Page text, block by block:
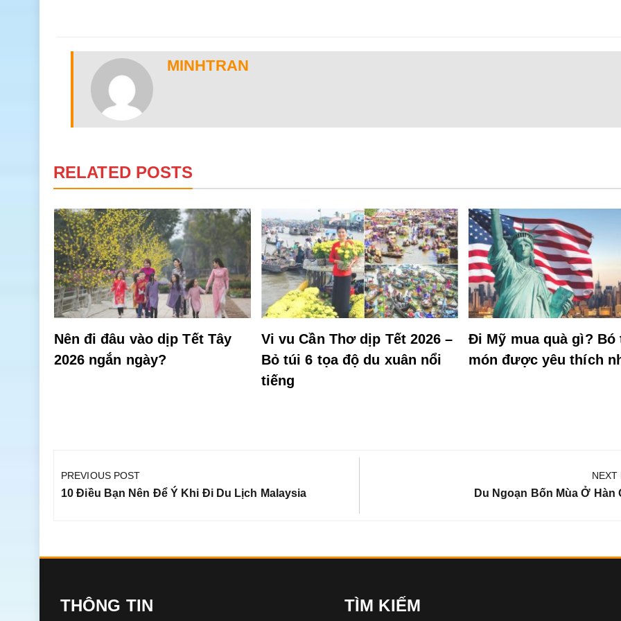
MINHTRAN
RELATED POSTS
Nên đi đâu vào dịp Tết Tây
2026 ngắn ngày?
Vi vu Cần Thơ dịp Tết 2026 –
Bỏ túi 6 tọa độ du xuân nổi
tiếng
Đi Mỹ mua quà gì? Bó
món được yêu thích
hướng
bài
PREVIOUS POST
Previous
10 Điều Bạn Nên Để Ý Khi Đi Du Lịch Malaysia
NEXT
Next
Du Ngoạn Bốn Mùa Ở Hàn
THÔNG TIN TÌM KIẾM